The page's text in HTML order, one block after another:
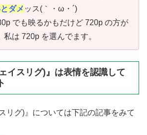
ダメ ッス(｀・ω・´)
でも映るかもだけど 720p の方が
は 720p を選んでます。
イスリグ)』は表情を認識して
リグ)』については下記の記事をみて